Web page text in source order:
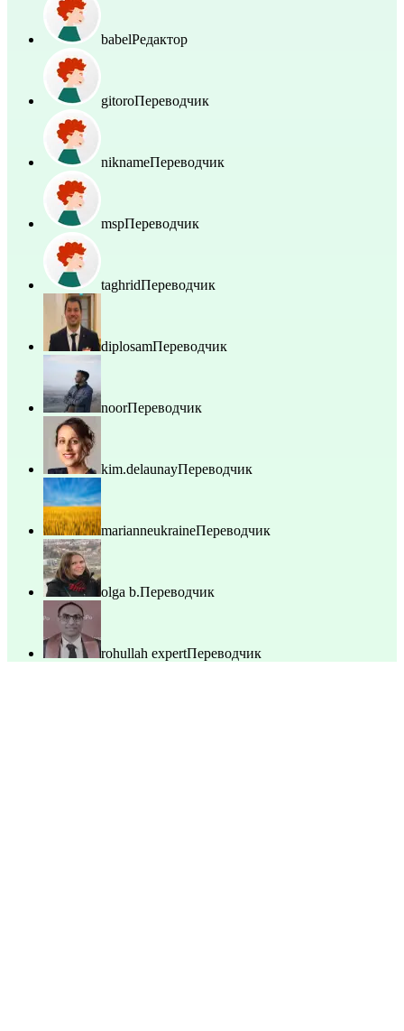
babelРедактор
gitoroПереводчик
niknameПереводчик
mspПереводчик
taghridПереводчик
diplosamПереводчик
noorПереводчик
kim.delaunayПереводчик
marianneukraineПереводчик
olga b.Переводчик
rohullah expertПереводчик